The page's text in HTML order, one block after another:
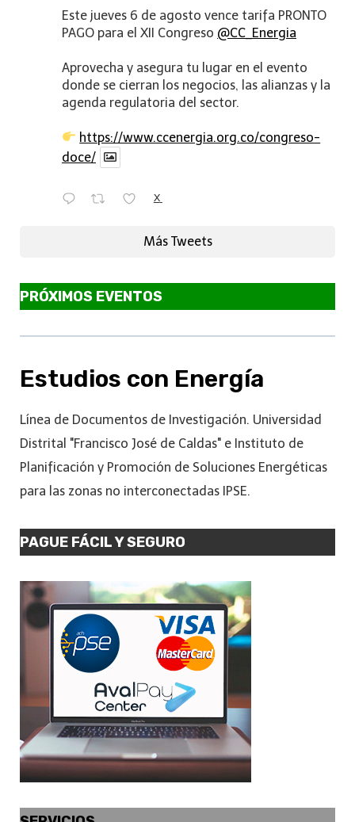
Este jueves 6 de agosto vence tarifa PRONTO
PAGO para el XII Congreso @CC_Energia
Aprovecha y asegura tu lugar en el evento
donde se cierran los negocios, las alianzas y la
agenda regulatoria del sector.
https://www.ccenergia.org.co/congreso-
doce/
X
Más Tweets
PRÓXIMOS EVENTOS
Estudios con Energía
Línea de Documentos de Investigación. Universidad
Distrital "Francisco José de Caldas" e Instituto de
Planificación y Promoción de Soluciones Energéticas
para las zonas no interconectadas IPSE.
PAGUE FÁCIL Y SEGURO